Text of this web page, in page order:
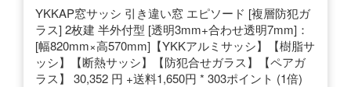
YKKAP窓サッシ 引き違い窓 エピソード [複層防犯ガ
ラス] 2枚建 半外付型 [透明3mm+合わせ透明7mm]：
[幅820mm×高570mm]【YKKアルミサッシ】【樹脂サ
ッシ】【断熱サッシ】【防犯合せガラス】【ペアガ
ラス】 30,352 円 +送料1,650円 * 303ポイント (1倍)